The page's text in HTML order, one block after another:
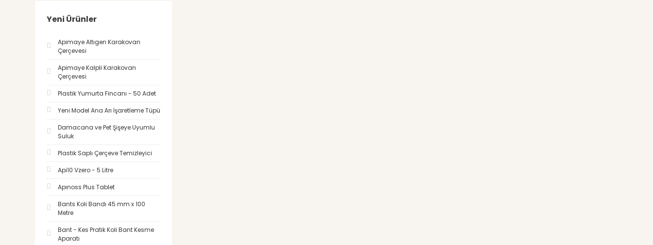
Yeni Ürünler
Apimaye Altıgen Karakovan
Çerçevesi
Apimaye Kalpli Karakovan
Çerçevesi
Plastik Yumurta Fincanı - 50 Adet
Yeni Model Ana Arı İşaretleme Tüpü
Damacana ve Pet Şişeye Uyumlu
Suluk
Plastik Saplı Çerçeve Temizleyici
Api10 Vzero - 5 Litre
Apınoss Plus Tablet
Bants Koli Bandı 45 mm x 100
Metre
Bant - Kes Pratik Koli Bant Kesme
Aparatı